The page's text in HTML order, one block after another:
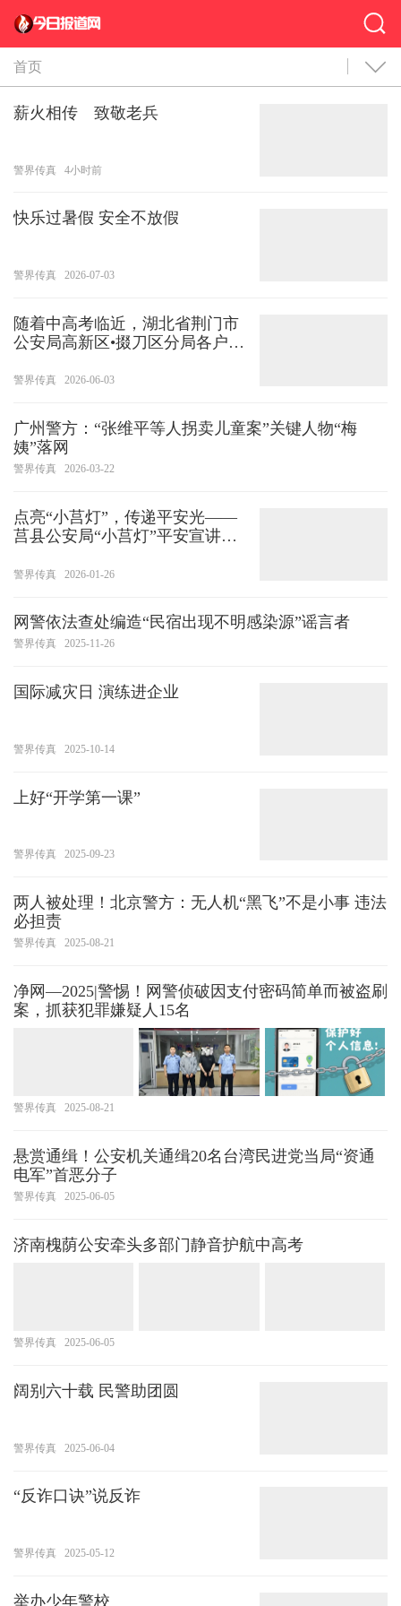
首页
薪火相传 致敬老兵
警界传真 4小时前
快乐过暑假 安全不放假
警界传真 2026-07-03
随着中高考临近，湖北省荆门市
公安局高新区•掇刀区分局各户籍
份证办理“绿色通道”，依托“线上
办”“全程网办”等渠道，同步推出
预约、错
警界传真 2026-06-03
广州警方：“张维平等人拐卖儿童案”关键人物“梅
姨”落网
警界传真 2026-03-22
点亮“小莒灯”，传递平安光——
莒县公安局“小莒灯”平安宣讲团
警界传真 2026-01-26
网警依法查处编造“民宿出现不明感染源”谣言者
警界传真 2025-11-26
国际减灾日 演练进企业
警界传真 2025-10-14
上好“开学第一课”
警界传真 2025-09-23
两人被处理！北京警方：无人机“黑飞”不是小事 违法
必担责
警界传真 2025-08-21
净网—2025|警惕！网警侦破因支付密码简单而被盗刷
案，抓获犯罪嫌疑人15名
警界传真 2025-08-21
悬赏通缉！公安机关通缉20名台湾民进党当局“资通
电军”首恶分子
警界传真 2025-06-05
济南槐荫公安牵头多部门静音护航中高考
警界传真 2025-06-05
阔别六十载 民警助团圆
警界传真 2025-06-04
“反诈口诀”说反诈
警界传真 2025-05-12
举办少年警校